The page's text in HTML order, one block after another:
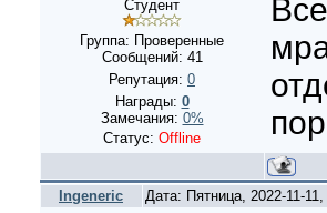
Студент
Группа: Проверенные
Сообщений: 41
Репутация: 0
Награды: 0
Замечания: 0%
Статус: Offline
Ingeneric Дата: Пятница, 2022-11-